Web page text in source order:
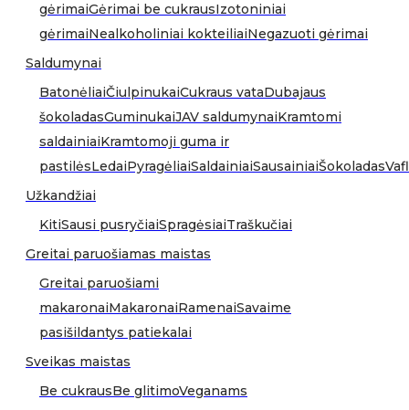
gėrimaiGėrimai be cukrausIzotoniniai
gėrimaiNealkoholiniai kokteiliaiNegazuoti gėrimai
Saldumynai
BatonėliaiČiulpinukaiCukraus vataDubajaus
šokoladasGuminukaiJAV saldumynaiKramtomi
saldainiaiKramtomoji guma ir
pastilėsLedaiPyragėliaiSaldainiaiSausainiaiŠokoladas
Užkandžiai
KitiSausi pusryčiaiSpragėsiaiTraškučiai
Greitai paruošiamas maistas
Greitai paruošiami
makaronaiMakaronaiRamenaiSavaime
pasišildantys patiekalai
Sveikas maistas
Be cukrausBe glitimoVeganams